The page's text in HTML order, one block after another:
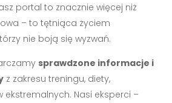
portal to znacznie więcej niż
– to tętniąca życiem
nie boją się wyzwań.
sprawdzone informacje i
z zakresu treningu, diety,
ekstremalnych. Nasi eksperci –